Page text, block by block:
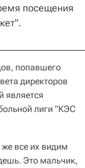
посещения
попавшего
директоров
является
лиги "КЭС
все их видим
Это мальчик,